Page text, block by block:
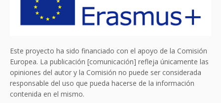
Este proyecto ha sido financiado con el apoyo de la Comisión
Europea. La publicación [comunicación] refleja únicamente las
opiniones del autor y la Comisión no puede ser considerada
responsable del uso que pueda hacerse de la información
contenida en el mismo.